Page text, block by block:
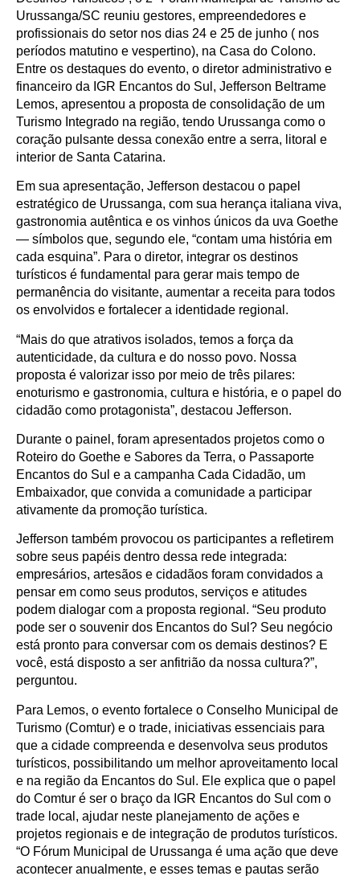
Urussanga/SC reuniu gestores, empreendedores e
profissionais do setor nos dias 24 e 25 de junho ( nos
períodos matutino e vespertino), na Casa do Colono.
Entre os destaques do evento, o diretor administrativo e
financeiro da IGR Encantos do Sul, Jefferson Beltrame
Lemos, apresentou a proposta de consolidação de um
Turismo Integrado na região, tendo Urussanga como o
coração pulsante dessa conexão entre a serra, litoral e
interior de Santa Catarina.
Em sua apresentação, Jefferson destacou o papel
estratégico de Urussanga, com sua herança italiana viva,
gastronomia autêntica e os vinhos únicos da uva Goethe
— símbolos que, segundo ele, “contam uma história em
cada esquina”. Para o diretor, integrar os destinos
turísticos é fundamental para gerar mais tempo de
permanência do visitante, aumentar a receita para todos
os envolvidos e fortalecer a identidade regional.
“Mais do que atrativos isolados, temos a força da
autenticidade, da cultura e do nosso povo. Nossa
proposta é valorizar isso por meio de três pilares:
enoturismo e gastronomia, cultura e história, e o papel do
cidadão como protagonista”, destacou Jefferson.
Durante o painel, foram apresentados projetos como o
Roteiro do Goethe e Sabores da Terra, o Passaporte
Encantos do Sul e a campanha Cada Cidadão, um
Embaixador, que convida a comunidade a participar
ativamente da promoção turística.
Jefferson também provocou os participantes a refletirem
sobre seus papéis dentro dessa rede integrada:
empresários, artesãos e cidadãos foram convidados a
pensar em como seus produtos, serviços e atitudes
podem dialogar com a proposta regional. “Seu produto
pode ser o souvenir dos Encantos do Sul? Seu negócio
está pronto para conversar com os demais destinos? E
você, está disposto a ser anfitrião da nossa cultura?”,
perguntou.
Para Lemos, o evento fortalece o Conselho Municipal de
Turismo (Comtur) e o trade, iniciativas essenciais para
que a cidade compreenda e desenvolva seus produtos
turísticos, possibilitando um melhor aproveitamento local
e na região da Encantos do Sul. Ele explica que o papel
do Comtur é ser o braço da IGR Encantos do Sul com o
trade local, ajudar neste planejamento de ações e
projetos regionais e de integração de produtos turísticos.
“O Fórum Municipal de Urussanga é uma ação que deve
acontecer anualmente, e esses temas e pautas serão